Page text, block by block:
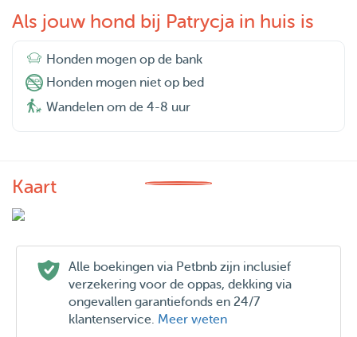
Als jouw hond bij Patrycja in huis is
Honden mogen op de bank
Honden mogen niet op bed
Wandelen om de 4-8 uur
Kaart
Alle boekingen via Petbnb zijn inclusief
verzekering voor de oppas, dekking via
ongevallen garantiefonds en 24/7
klantenservice. Meer weten